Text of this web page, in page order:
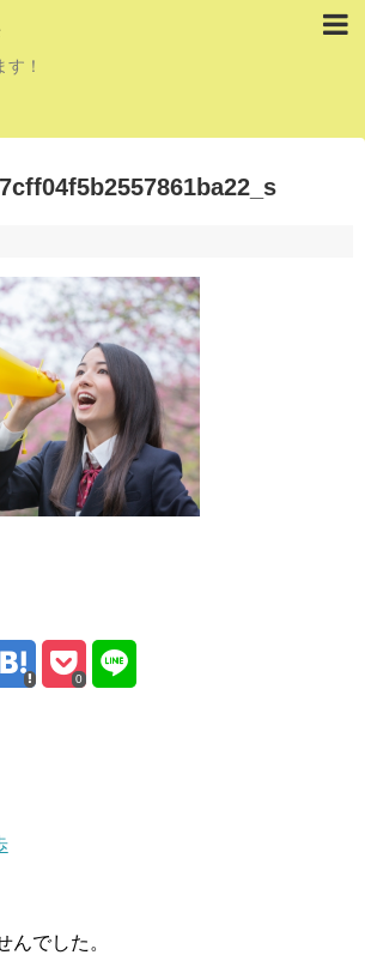
！
0
んでした。